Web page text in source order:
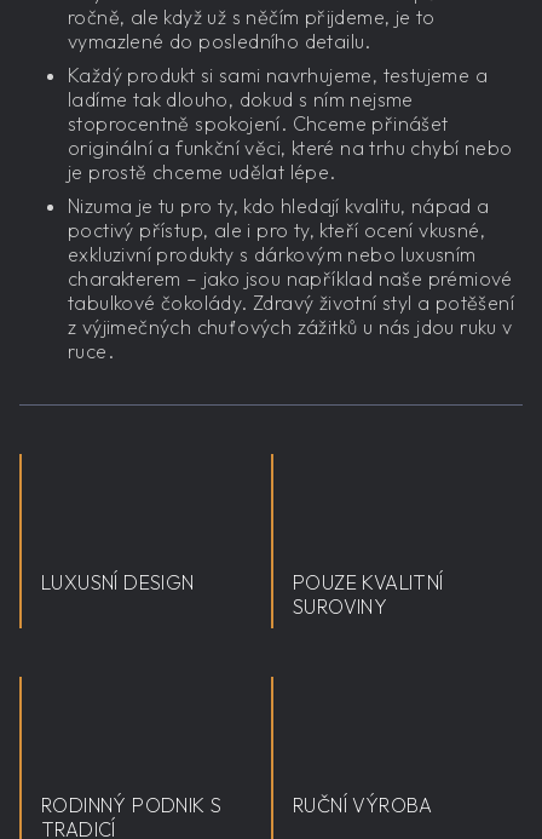
ročně, ale když už s něčím přijdeme, je to
vymazlené do posledního detailu.
Každý produkt si sami navrhujeme, testujeme a
ladíme tak dlouho, dokud s ním nejsme
stoprocentně spokojení. Chceme přinášet
originální a funkční věci, které na trhu chybí nebo
je prostě chceme udělat lépe.
Nizuma je tu pro ty, kdo hledají kvalitu, nápad a
poctivý přístup, ale i pro ty, kteří ocení vkusné,
exkluzivní produkty s dárkovým nebo luxusním
charakterem – jako jsou například naše prémiové
tabulkové čokolády. Zdravý životní styl a potěšení
z výjimečných chuťových zážitků u nás jdou ruku v
ruce.
LUXUSNÍ DESIGN
POUZE KVALITNÍ
SUROVINY
RODINNÝ PODNIK S
TRADICÍ
RUČNÍ VÝROBA